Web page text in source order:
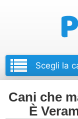
Cani che
È